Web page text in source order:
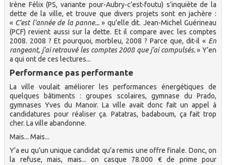
Irène Félix (PS, variante pour-Aubry-c’est-foutu) s’inquiète de la
dette de la ville, et trouve que divers projets sont en jachère :
« C’est l’année de la panne... » qu’elle dit. Jean-Michel Guérineau
(PCF) revient aussi sur la dette. Et il compare avec les comptes
2008. 2008 ? Et pourquoi, morbleu, 2008 ? Parce que, dit-il « En
rangeant, j’ai retrouvé les comptes 2008 que j’ai compulsés.» Y’en
a qui ont de ces lectures...
Performance pas performante
La ville voulait améliorer les performances énergétiques de
quelques bâtiments : groupes scolaires, gymnase du Prado,
gymnases Yves du Manoir. La ville avait donc fait un appel à
candidatures pour réaliser ça. Patatras, badaboum, ça fait trop
cher. La ville abandonne.
Mais... Mais...
Y’a eu qu’un unique candidat qu’a remis une offre finale. Donc, on
la refuse, mais, mais... on casque 78.000 € de prime pour